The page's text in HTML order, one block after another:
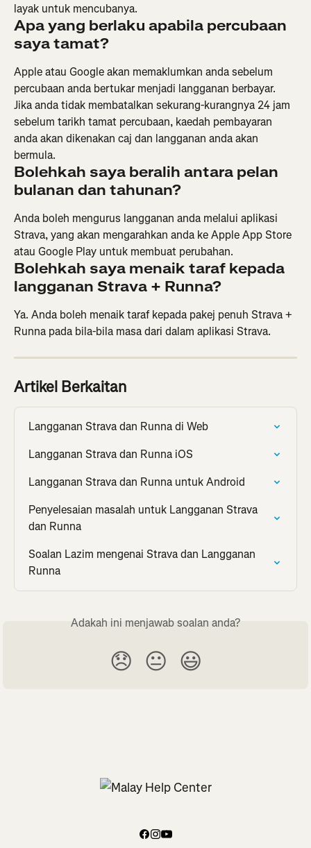
layak untuk mencubanya.
Apa yang berlaku apabila percubaan
saya tamat?
Apple atau Google akan memaklumkan anda sebelum
percubaan anda bertukar menjadi langganan berbayar.
Jika anda tidak membatalkan sekurang-kurangnya 24 jam
sebelum tarikh tamat percubaan, kaedah pembayaran
anda akan dikenakan caj dan langganan anda akan
bermula.
Bolehkah saya beralih antara pelan
bulanan dan tahunan?
Anda boleh mengurus langganan anda melalui aplikasi
Strava, yang akan mengarahkan anda ke Apple App Store
atau Google Play untuk membuat perubahan.
Bolehkah saya menaik taraf kepada
langganan Strava + Runna?
Ya. Anda boleh menaik taraf kepada pakej penuh Strava +
Runna pada bila-bila masa dari dalam aplikasi Strava.
Artikel Berkaitan
Langganan Strava dan Runna di Web
Langganan Strava dan Runna iOS
Langganan Strava dan Runna untuk Android
Penyelesaian masalah untuk Langganan Strava
dan Runna
Soalan Lazim mengenai Strava dan Langganan
Runna
Adakah ini menjawab soalan anda?
😞 😐 😃